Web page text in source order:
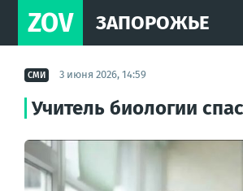
ZOV ЗАПОРОЖЬЕ
СМИ 3 июня 2026, 14:59
Учитель биологии